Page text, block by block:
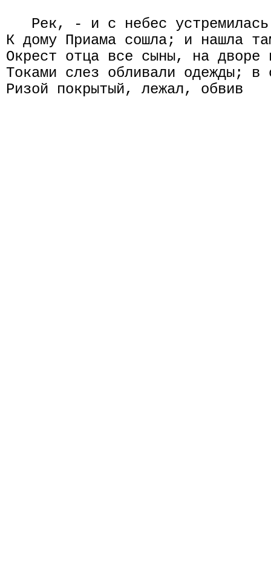
Рек, - и с небес
К дому Приама сошла; и нашла
Окрест отца все сыны, на
Токами слез обливали одежды;
Ризой покрытый, лежал, обвив